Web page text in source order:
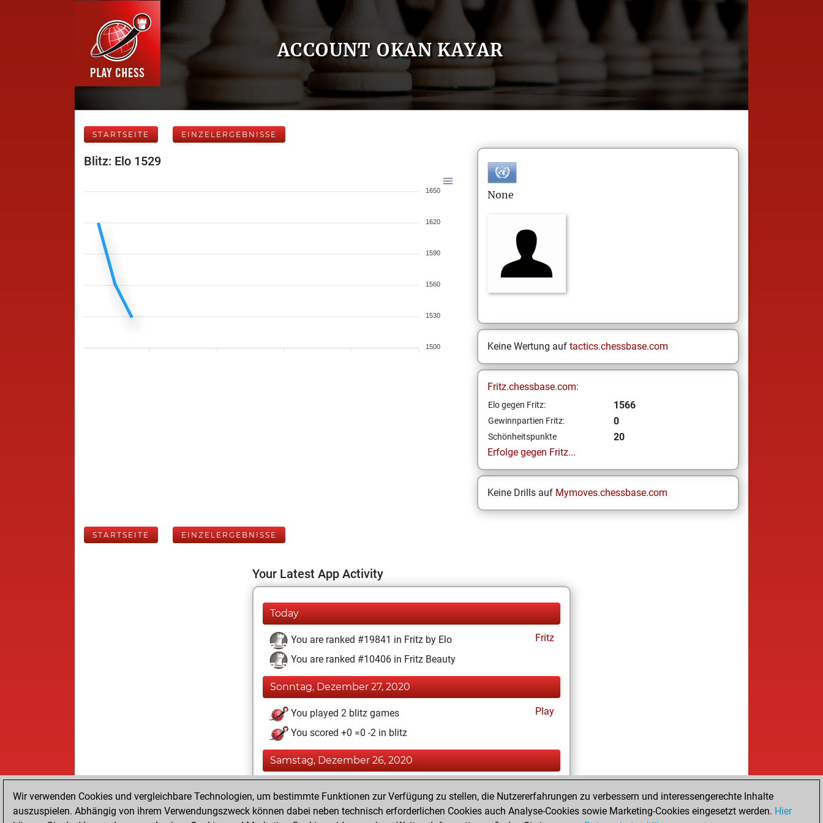
ACCOUNT OKAN KAYAR
STARTSEITE EINZELERGEBNISSE
Blitz: Elo 1529
1650
1620
1590
1560
1530
1500
None
Keine Wertung auf tactics.chessbase.com
Fritz.chessbase.com:
Elo gegen Fritz: 1566
Gewinnpartien Fritz: 0
Schönheitspunkte
20
Erfolge gegen Fritz...
Keine Drills auf Mymoves.chessbase.com
STARTSEITE EINZELERGEBNISSE
Your Latest App Activity
Today
You are ranked #19841 in Fritz by Elo
Fritz
You are ranked #10406 in Fritz Beauty
Sonntag, Dezember 27, 2020
You played 2 blitz games
Play
You scored +0 =0 -2 in blitz
Samstag, Dezember 26, 2020
You achieved a new Elo of 1566
Wir verwenden Cookies und vergleichbare Technologien, um bestimmte Funktionen zur Verfügung zu stellen, die Nutzererfahrungen zu verbessern und interessengerechte Inhalte
auszuspielen. Abhängig von ihrem Verwendungszweck können dabei neben technisch erforderlichen Cookies auch Analyse-Cookies sowie Marketing-Cookies eingesetzt werden. Hier